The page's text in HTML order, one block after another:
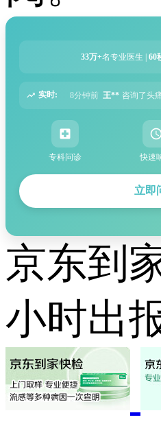
33万+名专业医生 | 60
实时:
询了头痛问题 12分钟前 刘** 咨询了腹
专科问诊 快速
立即
京东到
小时出